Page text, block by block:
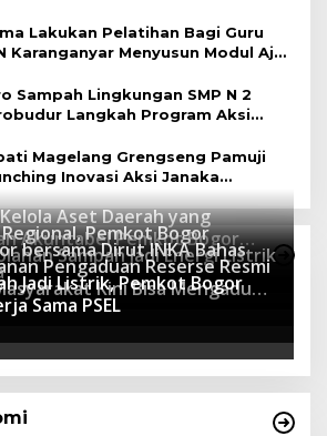
Lakukan Pelatihan Bagi Guru
Karanganyar Menyusun Modul Ajar
Sampah Lingkungan SMP N 2
Langkah Program Aksi
Magelang Grengseng Pamuji
Inovasi Aksi Janaka
Sekolah Adiwiyata
Aset Daerah yang
Akuntabel Pemkot Bogor
Pemkot Bogor
Sampah Jadi Energi Listrik
bersama Dirut INKA Bahas
Pengaduan Reserse Resmi
Kini Bisa Mengadu
dan Terintegrasi
Jadi Listrik, Pemkot Bogor
Sama PSEL